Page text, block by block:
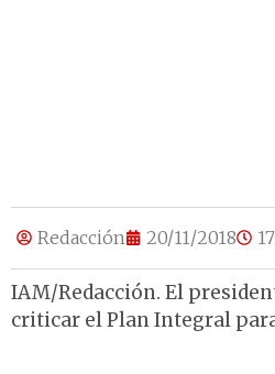
Redacción 20/11/2018
IAM/Redacción. El
criticar el Plan Integral